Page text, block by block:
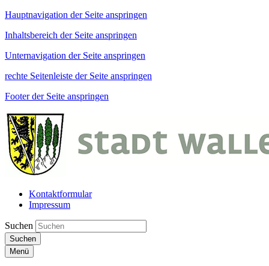
Hauptnavigation der Seite anspringen
Inhaltsbereich der Seite anspringen
Unternavigation der Seite anspringen
rechte Seitenleiste der Seite anspringen
Footer der Seite anspringen
Kontaktformular
Impressum
Suchen
Suchen
Menü